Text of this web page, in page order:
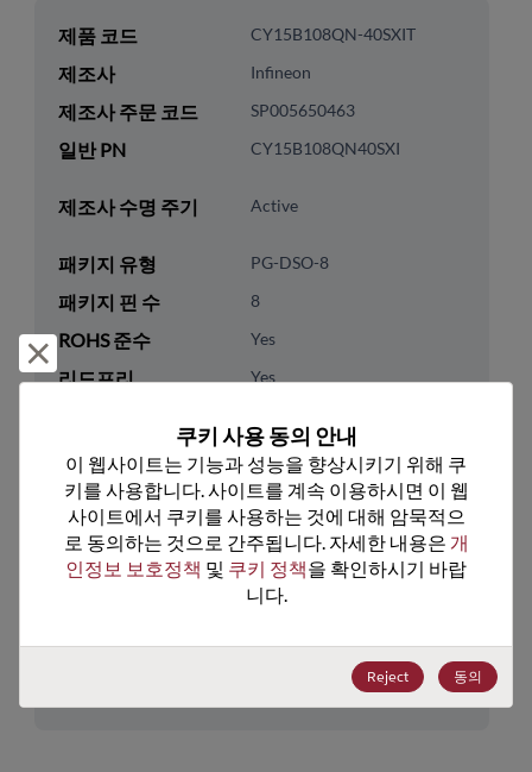
제품 코드 CY15B108QN-40SXIT
제조사 Infineon
제조사 주문 코드 SP005650463
일반 PN CY15B108QN40SXI
제조사 수명 주기 Active
패키지 유형 PG-DSO-8
패키지 핀 수 8
ROHS 준수 Yes
리드프리 Yes
패키지 수량 2000
기술 카테고리 Memory & Storage
기술 하위 카테고리 Non-Volatile
FRAM
미국 HTS 코드 8542.32.0071
거부 및 닫기
쿠키 사용 동의 안내
이 웹사이트는 기능과 성능을 향상시키기 위해 쿠
키를 사용합니다. 사이트를 계속 이용하시면 이 웹
사이트에서 쿠키를 사용하는 것에 대해 암묵적으
로 동의하는 것으로 간주됩니다. 자세한 내용은 개
인정보 보호정책 및 쿠키 정책을 확인하시기 바랍
니다.
Reject 동의